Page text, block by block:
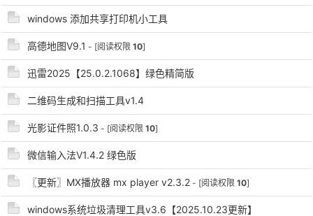
52
windows 添加共享打印机小工具
高德地图V9.1 - [阅读权限 10]
迅雷2025【25.0.2.1068】绿色精简版
二维码生成和扫描工具v1.4
光影证件照1.0.3 - [阅读权限 10]
微信输入法V1.4.2 绿色版
〖更新〗MX播放器 mx player v2.3.2 - [阅读权限 10]
windows系统垃圾清理工具v3.6【2025.10.23更新】